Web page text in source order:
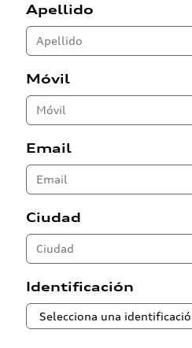
Apellido
Móvil
Email
Ciudad
Identificación